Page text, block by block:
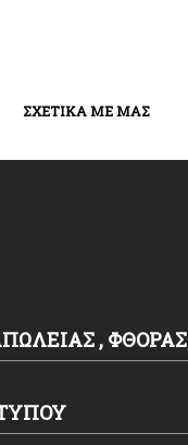
ΣΧΕΤΙΚΑ ΜΕ ΜΑΣ
, ΦΘΟΡΑΣ